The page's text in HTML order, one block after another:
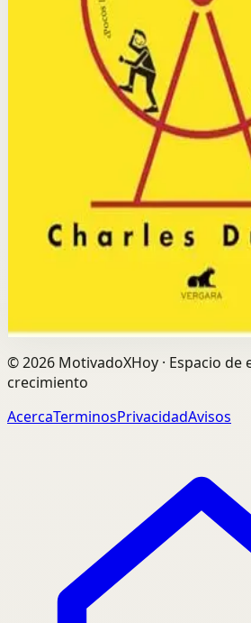
Es para personas que quieren
lo que hacen y cambiar sus
automáticos para mejorar su
La idea central es que todo hábito
rutina y recompensa; y al
modificar cualquier hábito en
Selección afiliada
Construir Habitos
Abrir fichaComprar en Kobo
Divulgación: podemos ganar una
©2026 MotivadoXHoy · Espacio de
crecimiento
AcercaTerminosPrivacidadAvisos